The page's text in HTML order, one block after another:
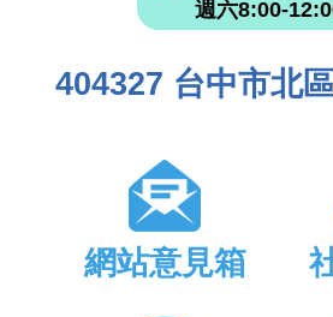
週六8:00-
404327 台中市北
網站意見箱